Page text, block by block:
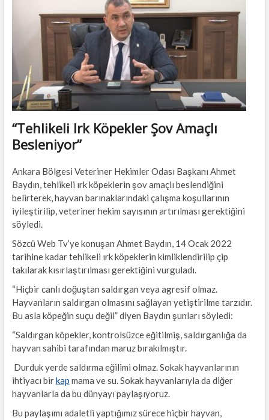
t
o
“Tehlikeli Irk Köpekler Şov Amaçlı
Besleniyor”
Ankara Bölgesi Veteriner Hekimler Odası Başkanı Ahmet
Baydın, tehlikeli ırk köpeklerin şov amaçlı beslendiğini
belirterek, hayvan barınaklarındaki çalışma koşullarının
iyileştirilip, veteriner hekim sayısının artırılması gerektiğini
söyledi.
Sözcü Web Tv’ye konuşan Ahmet Baydın, 14 Ocak 2022
tarihine kadar tehlikeli ırk köpeklerin kimliklendirilip çip
takılarak kısırlaştırılması gerektiğini vurguladı.
“Hiçbir canlı doğuştan saldırgan veya agresif olmaz.
Hayvanların saldırgan olmasını sağlayan yetiştirilme tarzıdır.
Bu asla köpeğin suçu değil” diyen Baydın şunları söyledi:
“Saldırgan köpekler, kontrolsüzce eğitilmiş, saldırganlığa da
hayvan sahibi tarafından maruz bırakılmıştır.
Durduk yerde saldırma eğilimi olmaz. Sokak hayvanlarının
ihtiyacı birkap mama ve su. Sokak hayvanlarıyla da diğer
hayvanlarla da bu dünyayı paylaşıyoruz.
Bu paylaşımı adaletli yaptığımız sürece hiçbir hayvan,